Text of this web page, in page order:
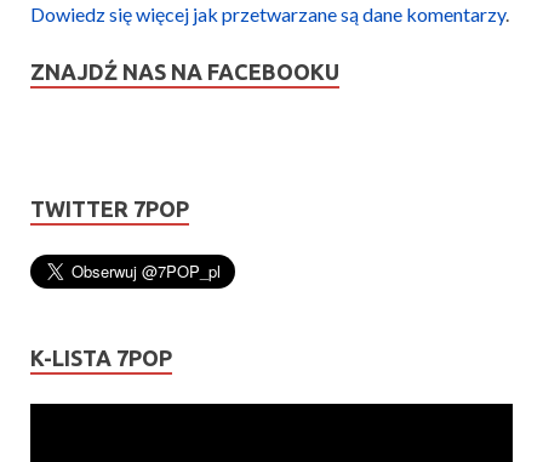
Dowiedz się więcej jak przetwarzane są dane komentarzy.
ZNAJDŹ NAS NA FACEBOOKU
TWITTER 7POP
K-LISTA 7POP